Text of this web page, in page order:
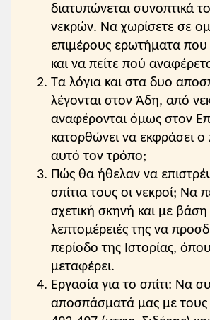
άφτω: ανάβω.
και να: άραγε να.
παρατραγουδώ:
παράταξη: διασκέδαση.
φιλοτιμώ: τιμώ.
τον, τες: που.
απείτις: αφού.
συντυχαίνω: μιλώ.
έποικαν: έκαναν.
σχήμα: σημάδι, μορφή,
το ρωτάν: το να ρωτούν.
οκάτι: κάτι (κάποιο).
καταλόγιν: τραγούδι.
αθιβολή: λόγος, ομιλία.
: είναι.
τι 'ν: τι είναι.
φυρώ: λιγοστεύω, στερεύω.
διατυπώνεται συνοπτικά
νεκρών. Να χωρίσετε σε
επιμέρους ερωτήματα
και να πείτε πού
Τα λόγια και στα δυο
λέγονται στον Άδη, από
αναφέρονται όμως στον
κατορθώνει να εκφράσει ο
αυτό τον τρόπο;
Πώς θα ήθελαν να
σπίτια τους οι νεκροί; Να
σχετική σκηνή και με βάση
λεπτομέρειές της να
περίοδο της Ιστορίας,
μεταφέρει.
Εργασία για το σπίτι: Να
αποσπάσματά μας με τους